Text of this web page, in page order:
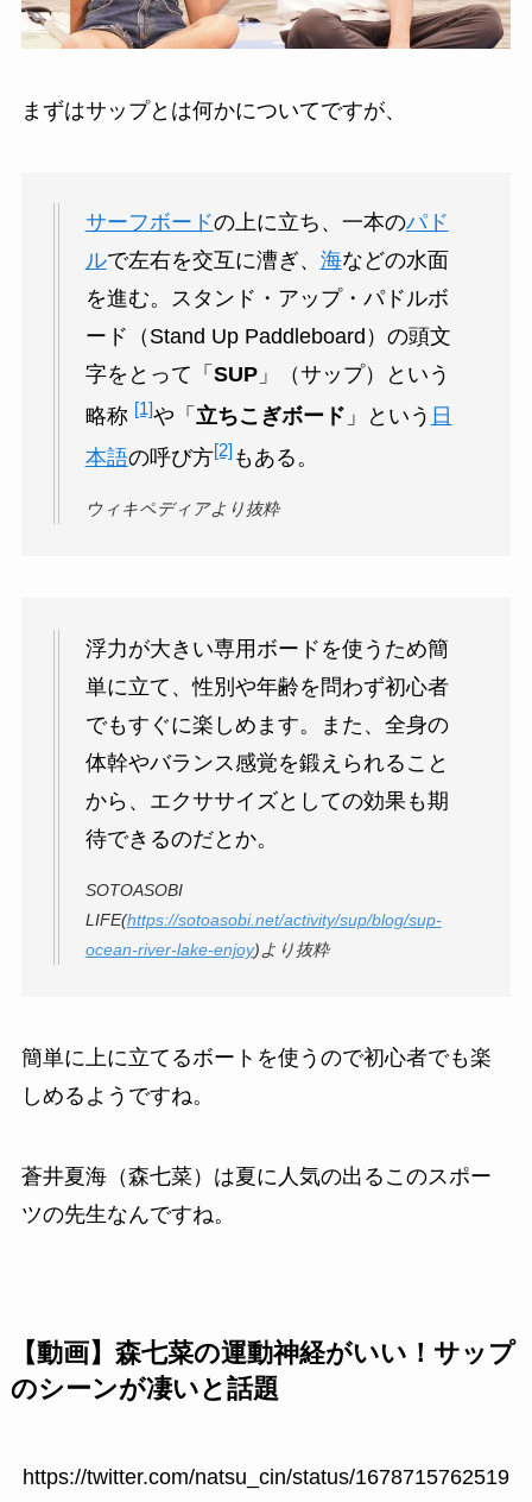
まずはサップとは何かについてですが、
サーフボードの上に立ち、一本のパド
ルで左右を交互に漕ぎ、 海などの水面
を進む。スタンド・アップ・パドルボ
ード（Stand Up Paddleboard）の頭文
字をとって「 SUP」（サップ）という
略称 [1]や「 立ちこぎボード 」という 日
本語の呼び方[2] もある。
ウィキペディアより抜粋
浮力が大きい専用ボードを使うため簡
単に立て、性別や年齢を問わず初心者
でもすぐに楽しめます。また、全身の
体幹やバランス感覚を鍛えられること
から、エクササイズとしての効果も期
待できるのだとか。
SOTOASOBI
LIFE(https://sotoasobi.net/activity/sup/blog/sup-
ocean-river-lake-enjoy)より抜粋
簡単に上に立てるボートを使うので初心者でも楽
しめるようですね。
蒼井夏海（森七菜）は夏に人気の出るこのスポー
ツの先生なんですね。
【動画】森七菜の運動神経がいい！サップ
のシーンが凄いと話題
https://twitter.com/natsu_cin/status/1678715762519